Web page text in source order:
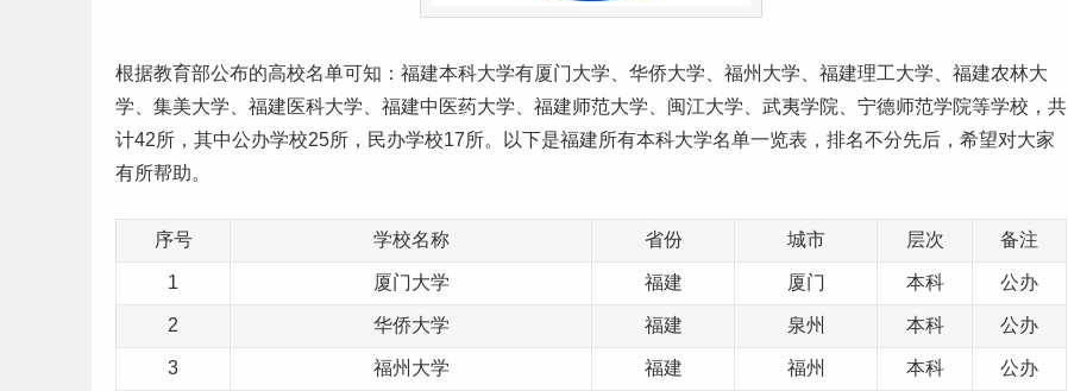
根据教育部公布的高校名单可知： 福建本科大学有厦门大学、华侨大学、福州大学、福建理工大学、福建农林大
学、集美大学、福建医科大学、福建中 医药大学、福建师范大学、闽江大学、武夷学院、宁德师范学院等学校，共
计42所，其中公办学校25所，民办学校17所。以下是福建所有本科大学名单一览表，排名不分先后，希望对大家
有所帮助。
序号 学校名称 省份 城市 层次 备注
1 厦门大学 福建 厦门 本科 公办
2 华侨大学 福建 泉州 本科 公办
3 福州大学 福建 福州 本科 公办